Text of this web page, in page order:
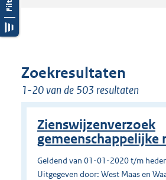
Zoekresultaten
1-20 van de 503 resultaten
Zienswijzenverzoek
gemeenschappelijke
Geldend van 01-01-2020 t/m
Uitgegeven door: West Maas en